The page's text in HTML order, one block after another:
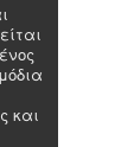
και